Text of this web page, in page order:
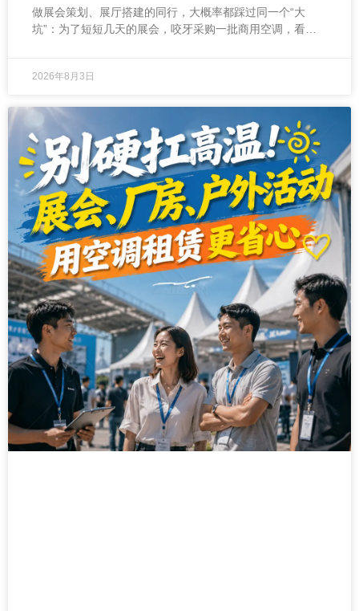
做展会策划、展厅搭建的同行，大概率都踩过同一个“大
坑”：为了短短几天的展会，咬牙采购一批商用空调，看似
2026年8月3日